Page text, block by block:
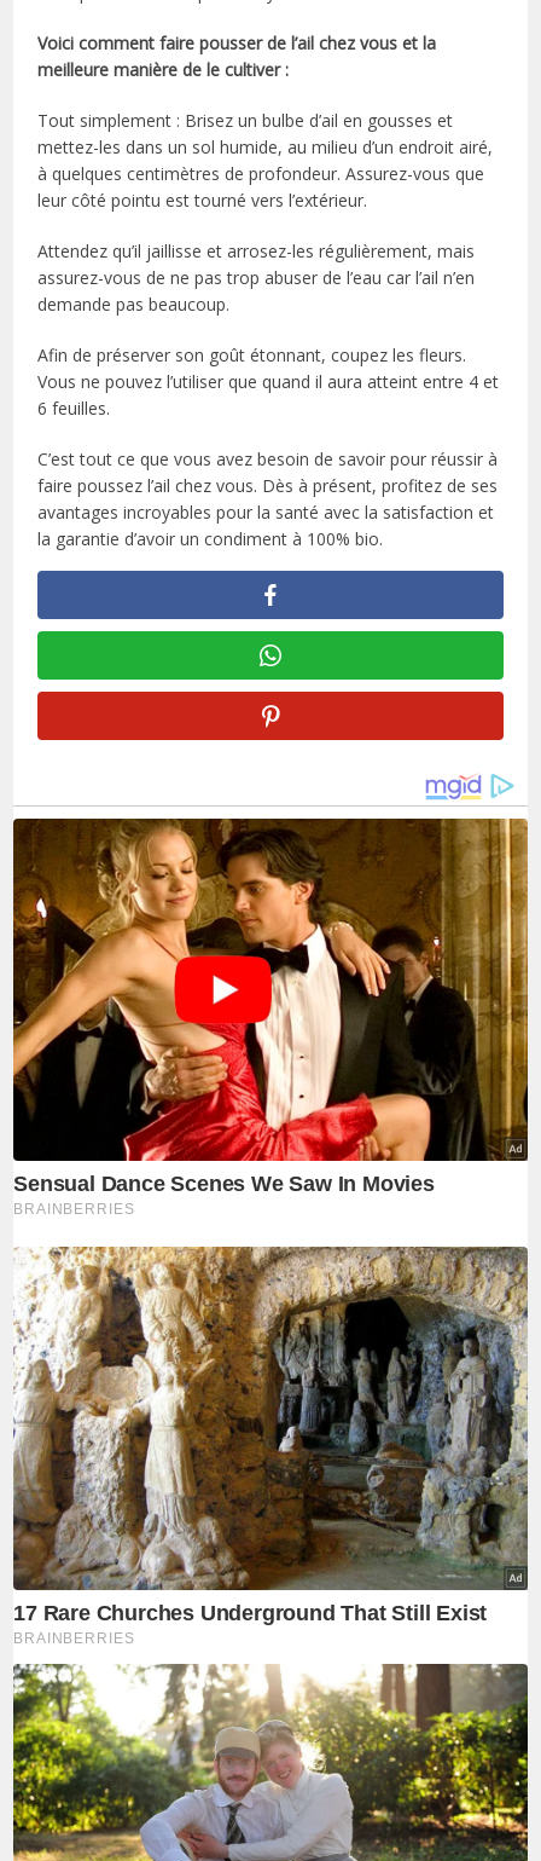
Voici comment faire pousser de l’ail chez vous et la
meilleure manière de le cultiver :
Tout simplement : Brisez un bulbe d’ail en gousses et
mettez-les dans un sol humide, au milieu d’un endroit airé,
à quelques centimètres de profondeur. Assurez-vous que
leur côté pointu est tourné vers l’extérieur.
Attendez qu’il jaillisse et arrosez-les régulièrement, mais
assurez-vous de ne pas trop abuser de l’eau car l’ail n’en
demande pas beaucoup.
Afin de préserver son goût étonnant, coupez les fleurs.
Vous ne pouvez l’utiliser que quand il aura atteint entre 4 et
6 feuilles.
C’est tout ce que vous avez besoin de savoir pour réussir à
faire poussez l’ail chez vous. Dès à présent, profitez de ses
avantages incroyables pour la santé avec la satisfaction et
la garantie d’avoir un condiment à 100% bio.